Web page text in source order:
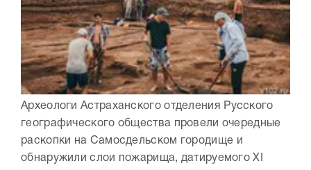
Археологи Астраханского отделения Русского
географического общества провели очередные
раскопки на Самосдельском городище и
обнаружили слои пожарища, датируемого XI